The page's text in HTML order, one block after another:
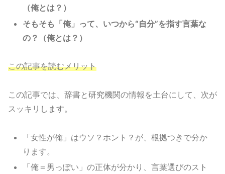
（俺とは？）
そもそも「俺」って、いつから“自分”を指す言葉な
の？（俺とは？）
この記事を読むメリット
この記事では、辞書と研究機関の情報を土台にして、次が
スッキリします。
「女性が俺」はウソ？ホント？が、根拠つきで分か
ります。
「俺＝男っぽい」の正体が分かり、言葉選びのスト